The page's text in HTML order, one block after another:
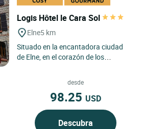
Logis Hôtel le Cara Sol
Elne5 km
Situado en la encantadora ciudad
de Elne, en el corazón de los
desde
98.25 USD
Descubra